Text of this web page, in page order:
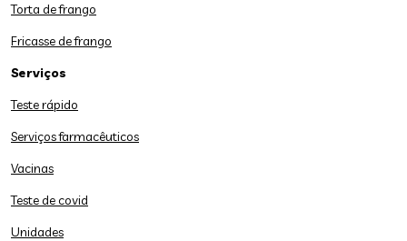
Torta de frango
Fricasse de frango
Serviços
Teste rápido
Serviços farmacêuticos
Vacinas
Teste de covid
Unidades